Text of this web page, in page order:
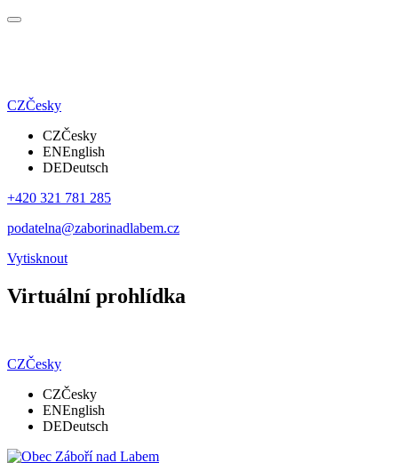
CZČesky
CZČesky
ENEnglish
DEDeutsch
+420 321 781 285
podatelna@zaborinadlabem.cz
Vytisknout
Virtuální prohlídka
CZČesky
CZČesky
ENEnglish
DEDeutsch